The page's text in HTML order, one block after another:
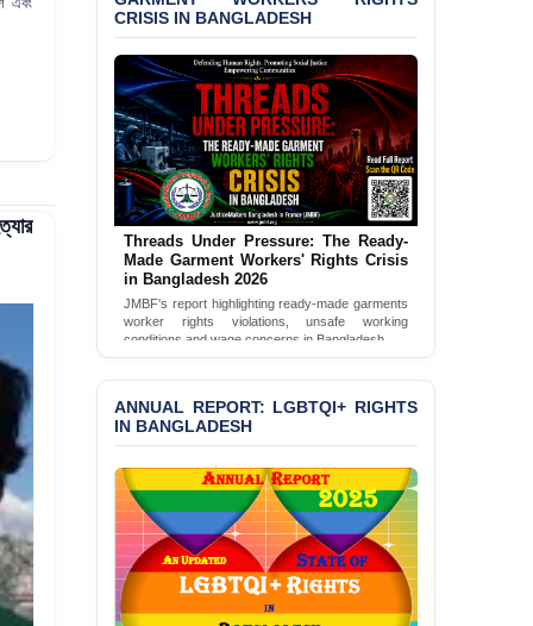
JMBF Condemns Police
‘Special Directive’ on
Politically Motivated
Shown Arrests
PRESS RELEASE: JMBF
Releases 2024 Annual
Report on the State of
LGBTQI+ Rights in
Bangladesh
BANGLADESH ALERT:
JMBF Deeply Concerned
and Strongly Condemns
the Death of Durjoy
Chowdhury in Police
Custody at Chakaria
BANGLADESH: JMBF
Strongly Condemns
Politically Motivated
Attempted Murder Case
Against 14 Lawyers and 7
Journalists in Dhaka
CRISIS IN BANGLADESH
Threads Under Pressure: The Ready-
Made Garment Workers' Rights Crisis
in Bangladesh 2026
JMBF's report highlighting ready-made garments
worker rights violations, unsafe working
conditions and wage concerns in Bangladesh.
ANNUAL REPORT: LGBTQI+ RIGHTS
IN BANGLADESH